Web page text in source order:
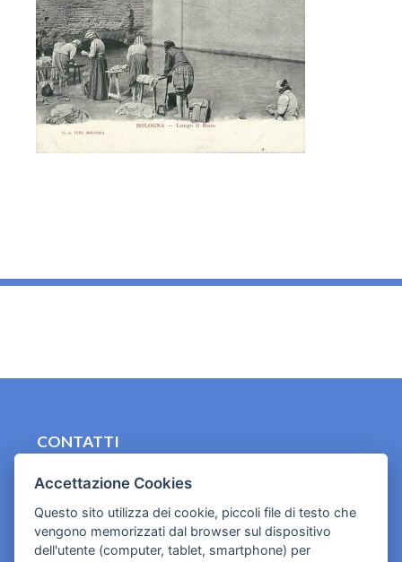
CONTATTI
Cookies e informativa privacy
Accettazione Cookies
Questo sito utilizza dei cookie, piccoli file di testo che
vengono memorizzati dal browser sul dispositivo
dell'utente (computer, tablet, smartphone) per